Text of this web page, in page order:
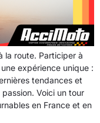
la route. Participer à
expérience unique :
tendances et
Voici un tour
en France et en